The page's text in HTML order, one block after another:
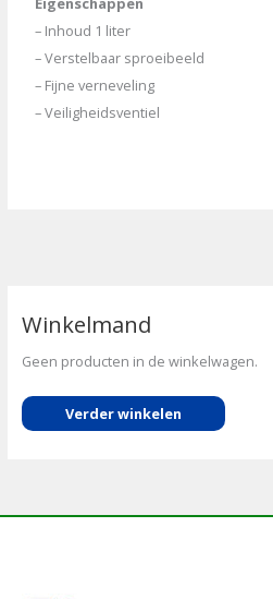
– Inhoud 1 liter
– Verstelbaar sproeibeeld
– Fijne verneveling
– Veiligheidsventiel
Winkelmand
Geen producten in de winkelwagen.
Verder winkelen